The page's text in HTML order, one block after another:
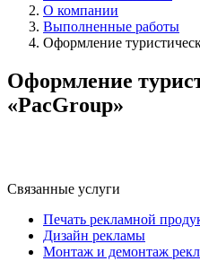
О компании
Выполненные работы
Оформление
Оформление
«PacGroup»
Связанные услуги
Печать рекламной
Дизайн рекламы
Монтаж и демонтаж